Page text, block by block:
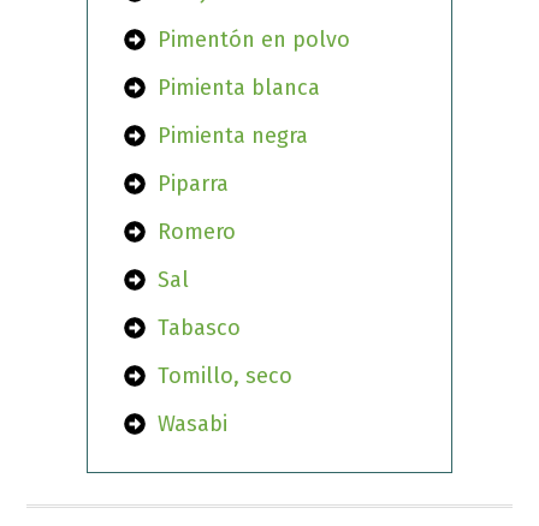
Pimentón en polvo
Pimienta blanca
Pimienta negra
Piparra
Romero
Sal
Tabasco
Tomillo, seco
Wasabi